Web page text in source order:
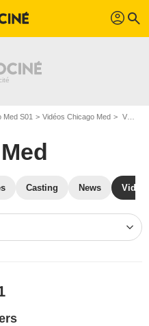
profil search
Med S01 Vidéos Chicago Med Vidéos Chicago Med S01
Casting News